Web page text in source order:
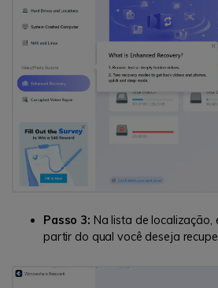
Passo 3: Na lista de localização,
partir do qual você deseja